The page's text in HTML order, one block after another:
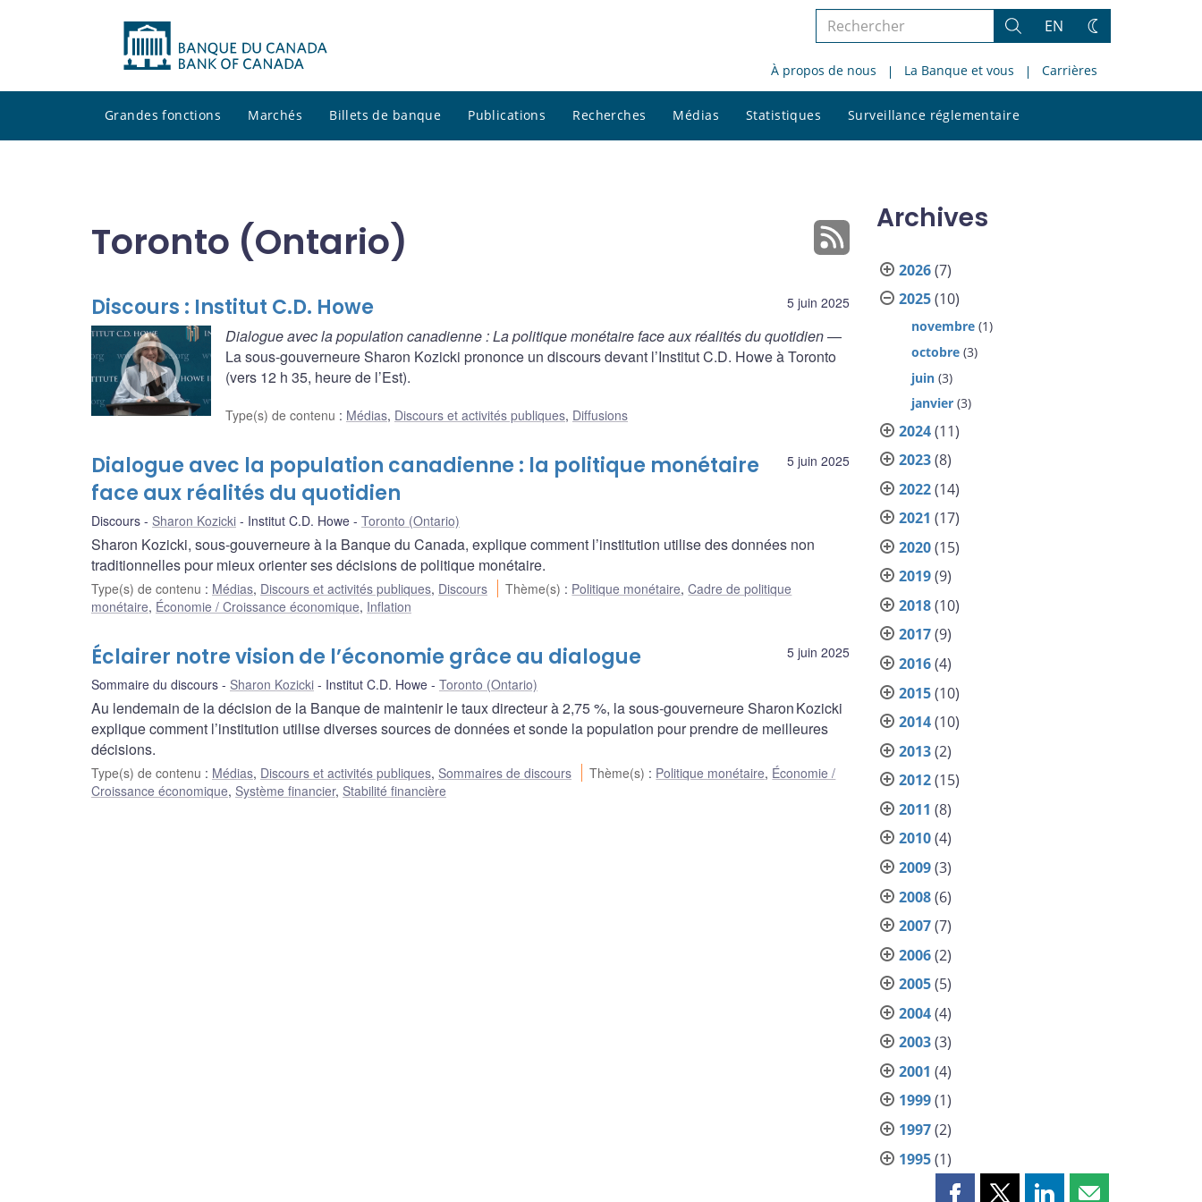
Rechercher
le
site
Rechercher
EN
Changez
thème
À propos de nous La Banque et vous Carrières
Grandes fonctions Marchés Billets de banque Publications Recherches Médias Statistiques Surveillance réglementaire
le
Toronto (Ontario)
5 juin 2025
Discours : Institut C.D. Howe
Dialogue avec la population canadienne : La politique monétaire face aux réalités du quotidien—
La sous-gouverneure Sharon Kozicki prononce un discours devant l’Institut C.D. Howe à Toronto
(vers 12 h 35, heure de l’Est).
Type(s) de contenu : Médias, Discours et activités publiques, Diffusions
5 juin 2025
Dialogue avec la population canadienne : la politique monétaire
face aux réalités du quotidien
Discours Sharon Kozicki Institut C.D. Howe Toronto (Ontario)
Sharon Kozicki, sous-gouverneure à la Banque du Canada, explique comment l’institution utilise des données non
traditionnelles pour mieux orienter ses décisions de politique monétaire.
Type(s) de contenu : Médias, Discours et activités publiques, Discours Thème(s) : Politique monétaire,Cadre de politique
monétaire, Économie / Croissance économique, Inflation
5 juin 2025
Éclairer notre vision de l’économie grâce au dialogue
Sommaire du discours Sharon Kozicki Institut C.D. Howe Toronto (Ontario)
Au lendemain de la décision de la Banque de maintenir le taux directeur à 2,75 %, la sous-gouverneure Sharon Kozicki
explique comment l’institution utilise diverses sources de données et sonde la population pour prendre de meilleures
décisions.
Type(s) de contenu : Médias, Discours et activités publiques, Sommaires de discours Thème(s) : Politique monétaire, Économie /
Croissance économique, Système financier, Stabilité financière
Archives
2026(7)
2025(10)
novembre (1)
octobre (3)
juin (3)
janvier (3)
2024(11)
2023(8)
2022(14)
2021 (17)
2020(15)
2019(9)
2018(10)
2017(9)
2016(4)
2015(10)
2014(10)
2013(2)
2012(15)
2011 (8)
2010(4)
2009(3)
2008(6)
2007(7)
2006(2)
2005(5)
2004(4)
2003(3)
2001 (4)
1999(1)
1997(2)
1995(1)